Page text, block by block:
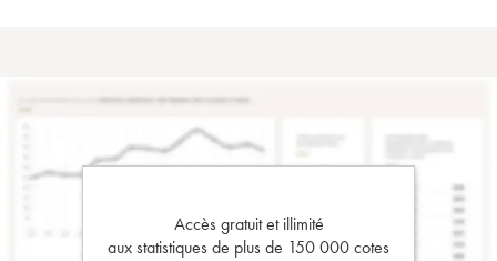
Accès gratuit et illimité
aux statistiques de plus de 150 000 cotes